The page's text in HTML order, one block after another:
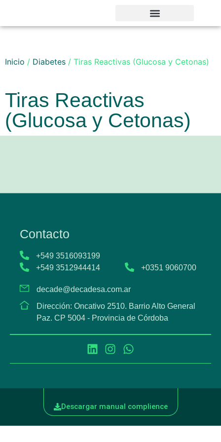
Inicio / Diabetes / Tiras Reactivas (Glucosa y Cetonas)
Tiras Reactivas
(Glucosa y Cetonas)
Contacto
+549 3516093199
+549 3512944414
+0351 9060700
decade@decadesa.com.ar
Dirección: Oncativo 2510. Barrio Alto General
Paz. CP 5004 - Provincia de Córdoba
Descargar manual complience